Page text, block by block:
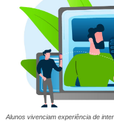
Alunos vivenciam experiência de